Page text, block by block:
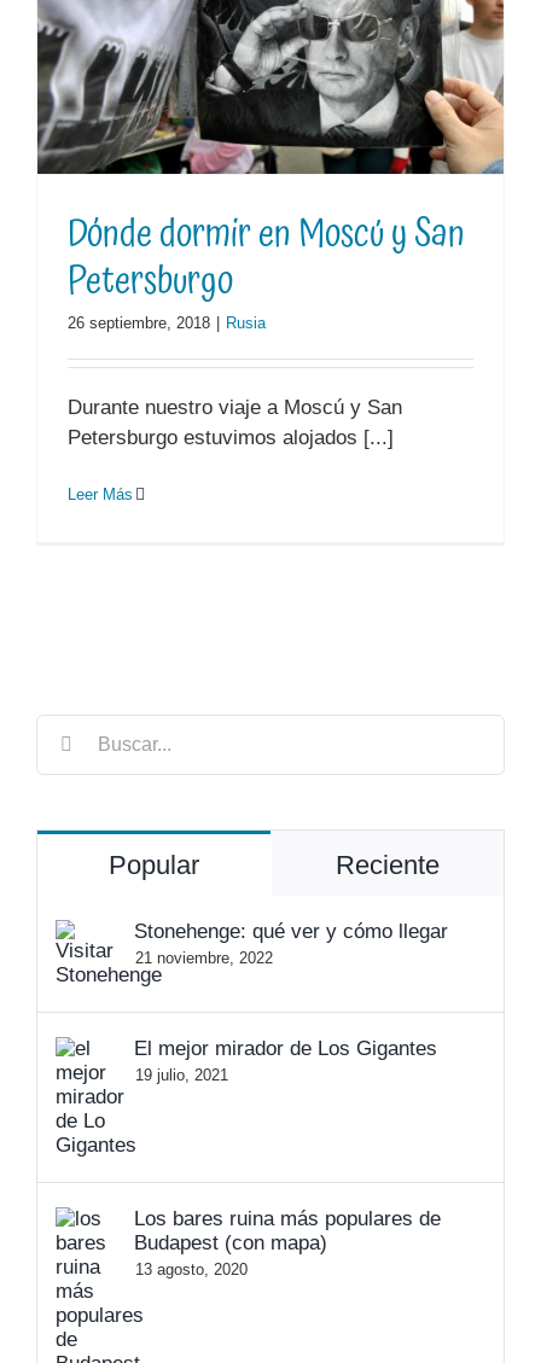
Dónde dormir en Moscú y San
Petersburgo
26 septiembre, 2018 | Rusia
Durante nuestro viaje a Moscú y San
Petersburgo estuvimos alojados [...]
Leer Más
Popular Reciente
Stonehenge: qué ver y cómo llegar
21 noviembre, 2022
El mejor mirador de Los Gigantes
19 julio, 2021
Los bares ruina más populares de
Budapest (con mapa)
13 agosto, 2020